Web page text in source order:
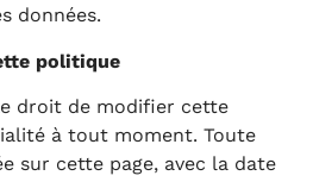
données.
politique
droit de modifier cette
à tout moment. Toute
sur cette page, avec la date